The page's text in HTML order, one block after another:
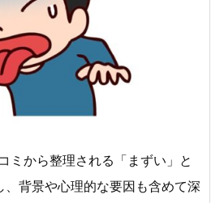
ミから整理される「まずい」と
背景や心理的な要因も含めて深